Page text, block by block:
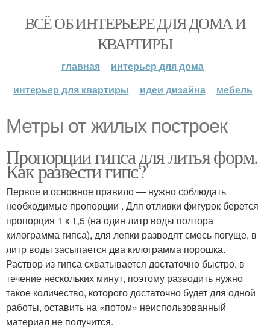
ВСЁ ОБ ИНТЕРЬЕРЕ ДЛЯ ДОМА И
КВАРТИРЫ
главная
интерьер для дома
интерьер для квартиры
идеи дизайна мебель
Метры от жилых построек
Пропорции гипса для литья форм.
Как развести гипс?
Первое и основное правило — нужно соблюдать
необходимые пропорции . Для отливки фигурок берется
пропорция 1 к 1,5 (на один литр воды полтора
килограмма гипса), для лепки разводят смесь погуще, в
литр воды засыпается два килограмма порошка.
Раствор из гипса схватывается достаточно быстро, в
течение нескольких минут, поэтому разводить нужно
такое количество, которого достаточно будет для одной
работы, оставить на «потом» неиспользованный
материал не получится.